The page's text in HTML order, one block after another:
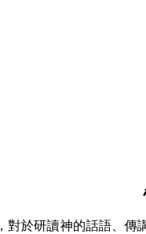
對於研讀神的話語、